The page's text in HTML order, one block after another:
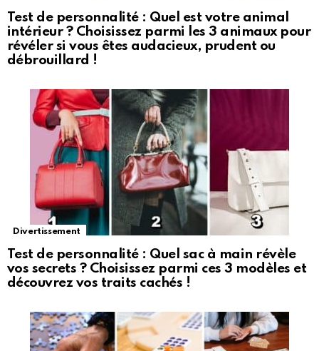
Test de personnalité : Quel est votre animal
intérieur ? Choisissez parmi les 3 animaux pour
révéler si vous êtes audacieux, prudent ou
débrouillard !
Divertissement
Test de personnalité : Quel sac à main révèle
vos secrets ? Choisissez parmi ces 3 modèles et
découvrez vos traits cachés !